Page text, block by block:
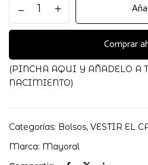
19176
Mist
(Verde
Claro)
cantidad
Comprar
(PINCHA AQUI Y AÑADELO A
NACIMIENTO)
Categorías: Bolsos, VESTIR EL
Marca: Mayoral